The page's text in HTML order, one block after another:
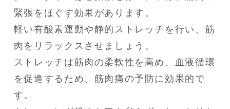
緊張をほぐす効果があります。
軽い有酸素運動や静的ストレッチを行い、筋
肉をリラックスさせましょう。
ストレッチは筋肉の柔軟性を高め、血液循環
を促進するため、筋肉痛の予防に効果的で
す。